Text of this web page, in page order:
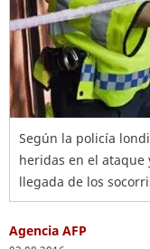
Según la policía
heridas en el ataque
llegada de los
Agencia AFP